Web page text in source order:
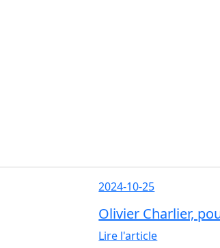
2024-10-25
Olivier Charlier,
Lire l'article